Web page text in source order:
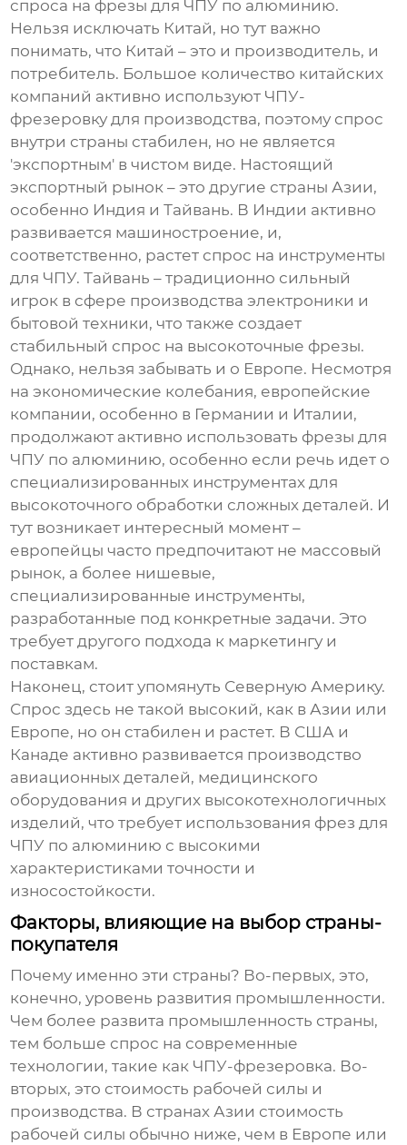
спроса на фрезы для ЧПУ по алюминию.
Нельзя исключать Китай, но тут важно
понимать, что Китай – это и производитель, и
потребитель. Большое количество китайских
компаний активно используют ЧПУ-
фрезеровку для производства, поэтому спрос
внутри страны стабилен, но не является
'экспортным' в чистом виде. Настоящий
экспортный рынок – это другие страны Азии,
особенно Индия иТайвань. В Индии активно
развивается машиностроение, и,
соответственно, растет спрос на инструменты
для ЧПУ. Тайвань – традиционно сильный
игрок в сфере производства электроники и
бытовой техники, что также создает
стабильный спрос на высокоточные фрезы.
Однако, нельзя забывать и о Европе. Несмотря
на экономические колебания, европейские
компании, особенно в Германии и Италии,
продолжают активно использовать фрезы для
ЧПУ по алюминию, особенно если речь идет о
специализированных инструментах для
высокоточного обработки сложных деталей. И
тут возникает интересный момент –
европейцы часто предпочитают не массовый
рынок, а более нишевые,
специализированные инструменты,
разработанные под конкретные задачи. Это
требует другого подхода к маркетингу и
поставкам.
Наконец, стоит упомянуть Северную Америку.
Спрос здесь не такой высокий, как в Азии или
Европе, но он стабилен и растет. В США и
Канаде активно развивается производство
авиационных деталей, медицинского
оборудования и других высокотехнологичных
изделий, что требует использования фрез для
ЧПУ по алюминию с высокими
характеристиками точности и
износостойкости.
Факторы, влияющие на выбор страны-
покупателя
Почему именно эти страны? Во-первых, это,
конечно, уровень развития промышленности.
Чем более развита промышленность страны,
тем больше спрос на современные
технологии, такие как ЧПУ-фрезеровка. Во-
вторых, это стоимость рабочей силы и
производства. В странах Азии стоимость
рабочей силы обычно ниже, чем в Европе или